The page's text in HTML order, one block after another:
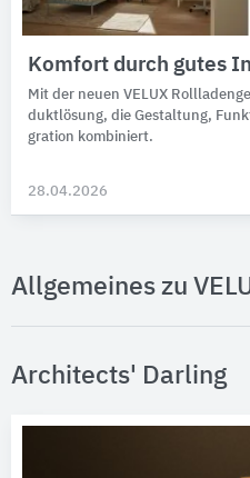
Komfort durch gutes
Mit der neuen VELUX
dukt­lö­sung, die Ge­stal­tung,
gra­tion kombiniert.
28.04.2026
Allgemeines zu
Architects' Darling